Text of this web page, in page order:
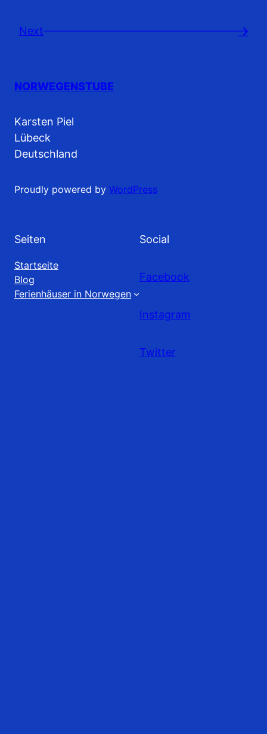
Next →
NORWEGENSTUBE
Karsten Piel
Lübeck
Deutschland
Proudly powered by WordPress
Seiten
Startseite
Blog
Ferienhäuser in Norwegen
Social
Facebook
Instagram
Twitter